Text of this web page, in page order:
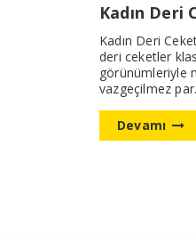
Kadın Deri
deri ceketler
görünümleriyle
vazgeçilmez
Devamı